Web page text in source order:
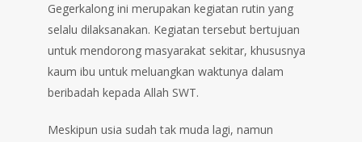
Gegerkalong ini merupakan kegiatan rutin yang
selalu dilaksanakan. Kegiatan tersebut bertujuan
untuk mendorong masyarakat sekitar, khususnya
kaum ibu untuk meluangkan waktunya dalam
beribadah kepada Allah SWT.
Meskipun usia sudah tak muda lagi, namun